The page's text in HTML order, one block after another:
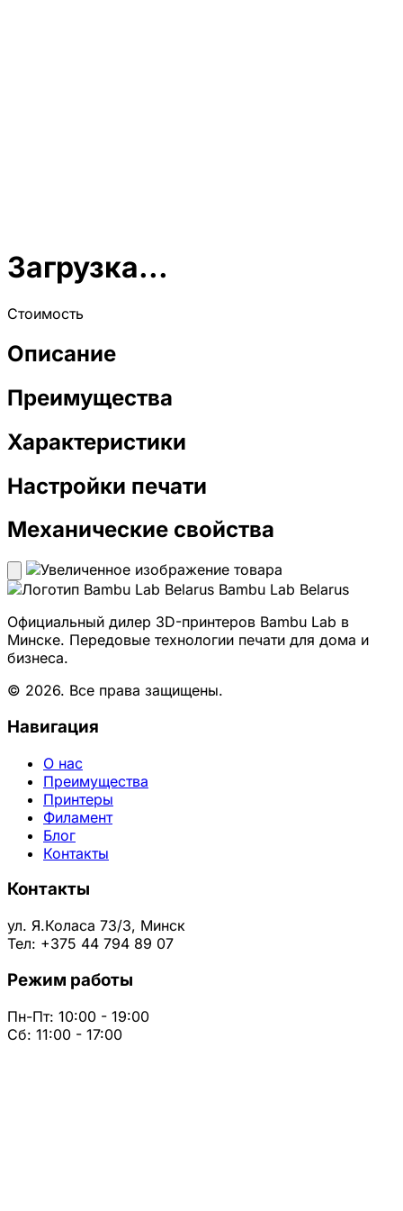
Загрузка...
Стоимость
Описание
Преимущества
Характеристики
Настройки печати
Механические свойства
Bambu Lab Belarus
Официальный дилер 3D-принтеров Bambu Lab в
Минске. Передовые технологии печати для дома и
бизнеса.
© 2026. Все права защищены.
Навигация
О нас
Преимущества
Принтеры
Филамент
Блог
Контакты
Контакты
ул. Я.Коласа 73/3, Минск
Тел: +375 44 794 89 07
Режим работы
Пн-Пт: 10:00 - 19:00
Сб: 11:00 - 17:00